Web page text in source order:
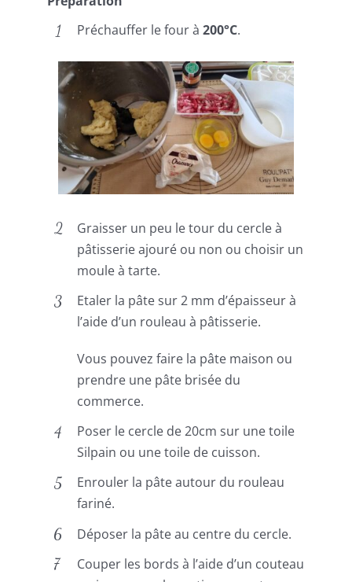
Préchauffer le four à 200°C.
Graisser un peu le tour du cercle à
pâtisserie ajouré ou non ou choisir un
moule à tarte.
Etaler la pâte sur 2 mm d’épaisseur à
l’aide d’un rouleau à pâtisserie.
Vous pouvez faire la pâte maison ou
prendre une pâte brisée du
commerce.
Poser le cercle de 20cm sur une toile
Silpain ou une toile de cuisson.
Enrouler la pâte autour du rouleau
fariné.
Déposer la pâte au centre du cercle.
Couper les bords à l’aide d’un couteau